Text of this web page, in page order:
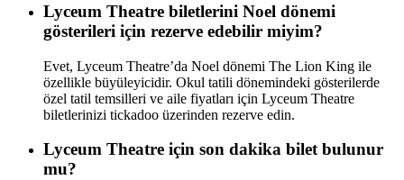
Lyceum Theatre biletlerini Noel dönemi
gösterileri için rezerve edebilir miyim?
Evet, Lyceum Theatre’da Noel dönemi The Lion King ile
özellikle büyüleyicidir. Okul tatili dönemindeki gösterilerde
özel tatil temsilleri ve aile fiyatları için Lyceum Theatre
biletlerinizi tickadoo üzerinden rezerve edin.
Lyceum Theatre için son dakika bilet bulunur
mu?